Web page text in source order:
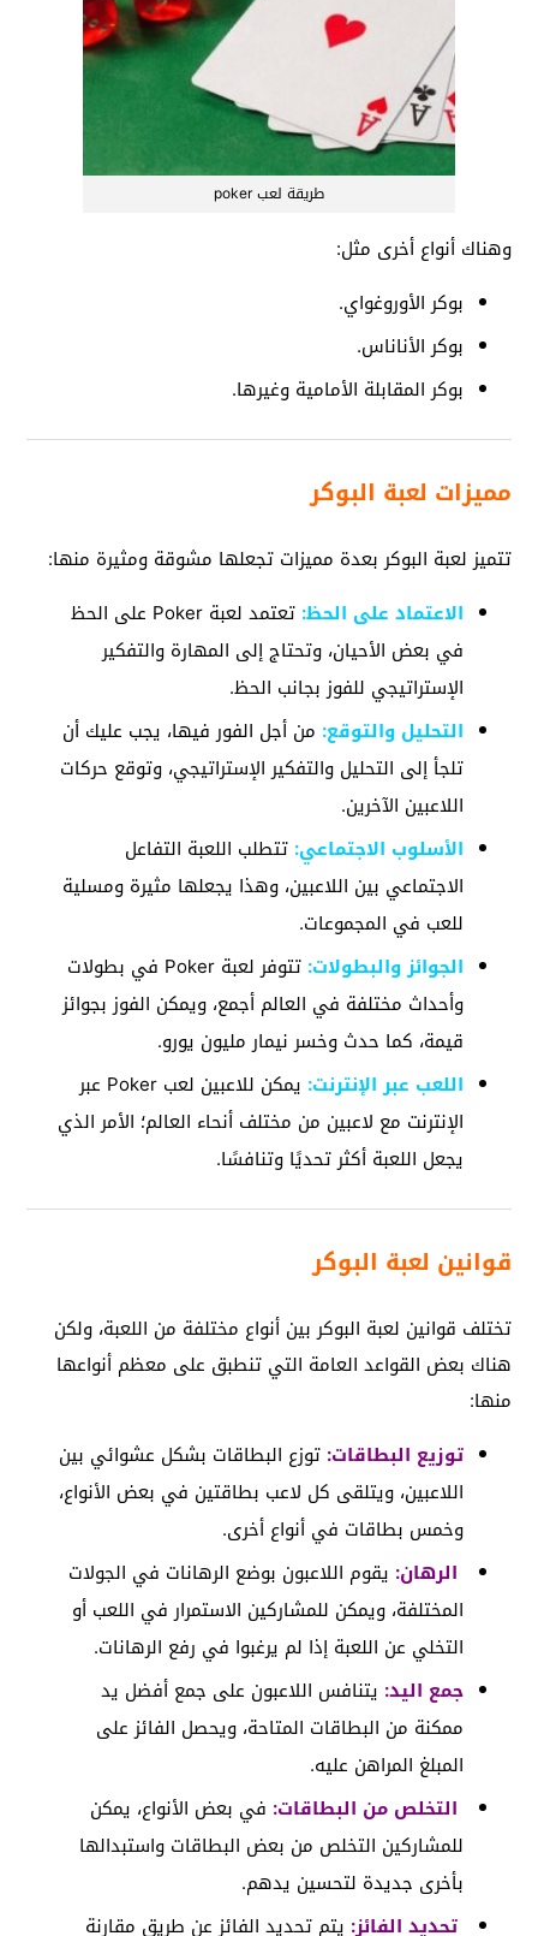
طريقة لعب poker
وهناك أنواع أخرى مثل:
بوكر الأوروغواي.
بوكر الأناناس.
بوكر المقابلة الأمامية وغيرها.
مميزات لعبة البوكر
تتميز لعبة البوكر بعدة مميزات تجعلها مشوقة ومثيرة منها:
الاعتماد على الحظ:
تعتمد لعبة Poker على الحظ
في بعض الأحيان، وتحتاج إلى المهارة والتفكير
الإستراتيجي للفوز بجانب الحظ.
التحليل والتوقع: من أجل الفور فيها، يجب عليك أن
تلجأ إلى التحليل والتفكير الإستراتيجي، وتوقع حركات
اللاعبين الآخرين.
الأسلوب الاجتماعي: تتطلب اللعبة التفاعل
الاجتماعي بين اللاعبين، وهذا يجعلها مثيرة ومسلية
للعب في المجموعات.
الجوائز والبطولات:
تتوفر لعبة Poker في بطولات
وأحداث مختلفة في العالم أجمع، ويمكن الفوز بجوائز
قيمة، كما حدث وخسر نيمار مليون يورو.
اللعب عبر الإنترنت:
يمكن للاعبين لعب Poker عبر
الإنترنت مع لاعبين من مختلف أنحاء العالم؛ الأمر الذي
يجعل اللعبة أكثر تحديًا وتنافسًا.
قوانين لعبة البوكر
تختلف قوانين لعبة البوكر بين أنواع مختلفة من اللعبة، ولكن
هناك بعض القواعد العامة التي تنطبق على معظم أنواعها
منها:
توزيع البطاقات: توزع البطاقات بشكل عشوائي بين
اللاعبين، ويتلقى كل لاعب بطاقتين في بعض الأنواع،
وخمس بطاقات في أنواع أخرى.
الرهان: يقوم اللاعبون بوضع الرهانات في الجولات
المختلفة، ويمكن للمشاركين الاستمرار في اللعب أو
التخلي عن اللعبة إذا لم يرغبوا في رفع الرهانات.
جمع اليد: يتنافس اللاعبون على جمع أفضل يد
ممكنة من البطاقات المتاحة، ويحصل الفائز على
المبلغ المراهن عليه.
التخلص من البطاقات: في بعض الأنواع، يمكن
للمشاركين التخلص من بعض البطاقات واستبدالها
بأخرى جديدة لتحسين يدهم.
تحديد الفائز: يتم تحديد الفائز عن طريق مقارنة